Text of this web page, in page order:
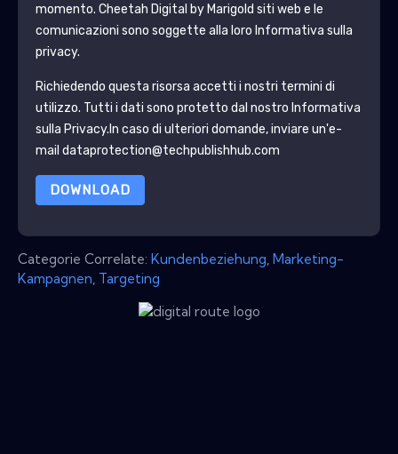
momento. Cheetah Digital by Marigold siti web e le
comunicazioni sono soggette alla loro Informativa sulla
privacy.
Richiedendo questa risorsa accetti i nostri termini di
utilizzo. Tutti i dati sono protetto dal nostro Informativa
sulla Privacy.In caso di ulteriori domande, inviare un'e-
mail dataprotection@techpublishhub.com
DOWNLOAD
Categorie Correlate: Kundenbeziehung Marketing-
Kampagnen Targeting